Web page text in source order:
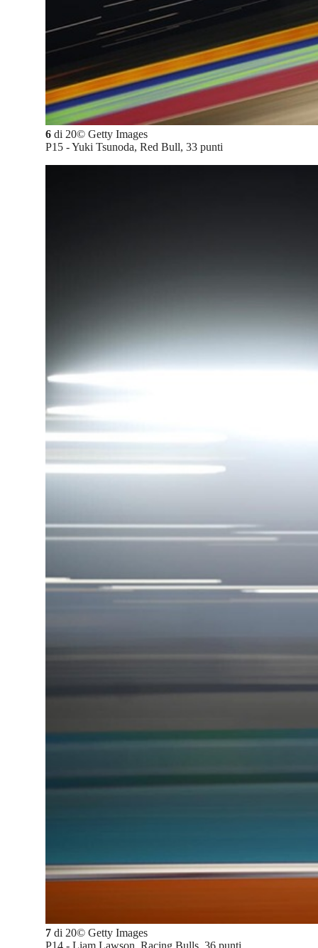
6 di 20© Getty Images
P15 - Yuki Tsunoda, Red Bull, 33 punti
7 di 20© Getty Images
P14 - Liam Lawson, Racing Bulls, 36 punti